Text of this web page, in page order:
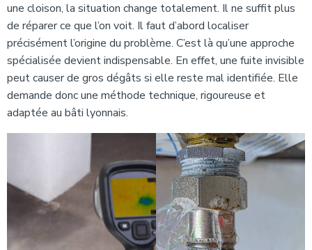
une cloison, la situation change totalement. Il ne suffit plus
de réparer ce que l’on voit. Il faut d’abord localiser
précisément l’origine du problème. C’est là qu’une approche
spécialisée devient indispensable. En effet, une fuite invisible
peut causer de gros dégâts si elle reste mal identifiée. Elle
demande donc une méthode technique, rigoureuse et
adaptée au bâti lyonnais.